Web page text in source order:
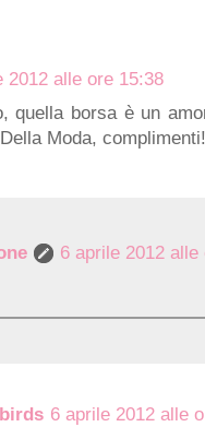
2012 alle ore 15:38
quella borsa è un
Moda, complimenti!
6 aprile 2012 alle
6 aprile 2012 alle